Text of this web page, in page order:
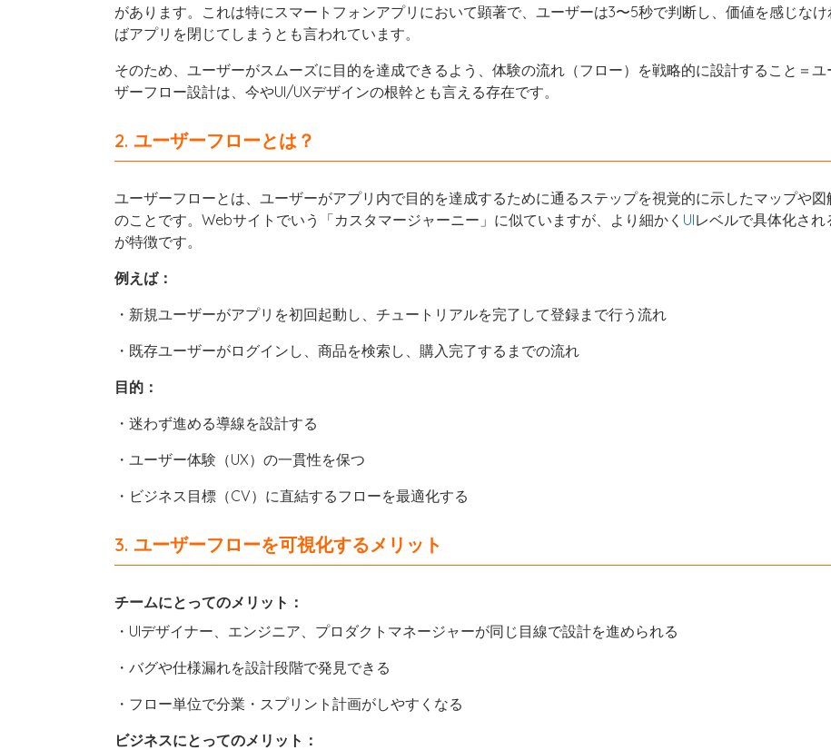
があります。これは特にスマートフォンアプリにおいて顕著で、ユーザーは3〜5秒で判断し、価値を感じなけ
ばアプリを閉じてしまうとも言われています。
そのため、ユーザーがスムーズに目的を達成できるよう、体験の流れ（フロー）を戦略的に設計すること＝ユ
ザーフロー設計は、今やUI/UXデザインの根幹とも言える存在です。
2. ユーザーフローとは？
ユーザーフローとは、ユーザーがアプリ内で目的を達成するために通るステップを視覚的に示したマップや図
のことです。Webサイトでいう「カスタマージャーニー」に似ていますが、より細かく UIレベルで具体化され
が特徴です。
例えば：
・新規ユーザーがアプリを初回起動し、チュートリアルを完了して登録まで行う流れ
・既存ユーザーがログインし、商品を検索し、購入完了するまでの流れ
目的：
・迷わず進める導線を設計する
・ユーザー体験（UX）の一貫性を保つ
・ビジネス目標（CV）に直結するフローを最適化する
3. ユーザーフローを可視化するメリット
チームにとってのメリット：
・UIデザイナー、エンジニア、プロダクトマネージャーが同じ目線で設計を進められる
・バグや仕様漏れを設計段階で発見できる
・フロー単位で分業・スプリント計画がしやすくなる
ビジネスにとってのメリット：